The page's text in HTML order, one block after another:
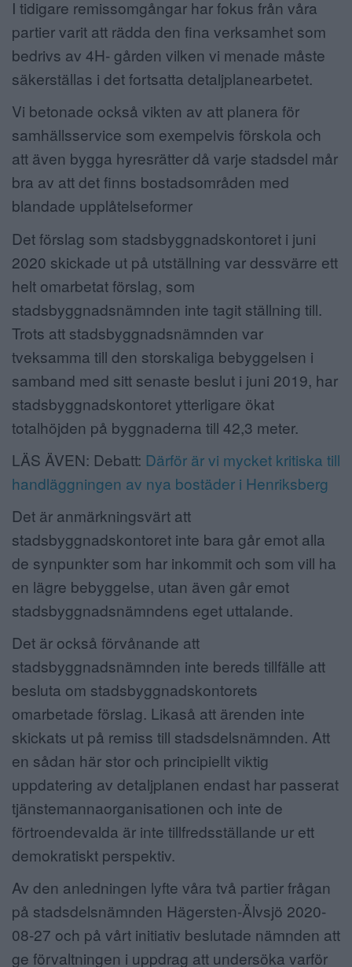
I tidigare remissomgångar har fokus från våra
partier varit att rädda den fina verksamhet som
bedrivs av 4H- gården vilken vi menade måste
säkerställas i det fortsatta detaljplanearbetet.
Vi betonade också vikten av att planera för
samhällsservice som exempelvis förskola och
att även bygga hyresrätter då varje stadsdel mår
bra av att det finns bostadsområden med
blandade upplåtelseformer
Det förslag som stadsbyggnadskontoret i juni
2020 skickade ut på utställning var dessvärre ett
helt omarbetat förslag, som
stadsbyggnadsnämnden inte tagit ställning till.
Trots att stadsbyggnadsnämnden var
tveksamma till den storskaliga bebyggelsen i
samband med sitt senaste beslut i juni 2019, har
stadsbyggnadskontoret ytterligare ökat
totalhöjden på byggnaderna till 42,3 meter.
LÄS ÄVEN: Debatt: Därför är vi mycket kritiska till
handläggningen av nya bostäder i Henriksberg
Det är anmärkningsvärt att
stadsbyggnadskontoret inte bara går emot alla
de synpunkter som har inkommit och som vill ha
en lägre bebyggelse, utan även går emot
stadsbyggnadsnämndens eget uttalande.
Det är också förvånande att
stadsbyggnadsnämnden inte bereds tillfälle att
besluta om stadsbyggnadskontorets
omarbetade förslag. Likaså att ärenden inte
skickats ut på remiss till stadsdelsnämnden. Att
en sådan här stor och principiellt viktig
uppdatering av detaljplanen endast har passerat
tjänstemannaorganisationen och inte de
förtroendevalda är inte tillfredsställande ur ett
demokratiskt perspektiv.
Av den anledningen lyfte våra två partier frågan
på stadsdelsnämnden Hägersten-Älvsjö 2020-
08-27 och på vårt initiativ beslutade nämnden att
ge förvaltningen i uppdrag att undersöka varför